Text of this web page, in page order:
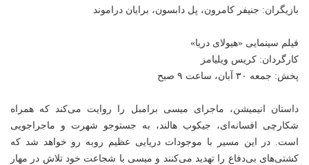
بازیگران: جنیفر کامرون، پل دابسون، برایان دراموند
فیلم سینمایی «هیولای دریا»
کارگردان: کریس ویلیامز
پخش: جمعه ۳۰ آبان، ساعت ۹ صبح
داستان انیمیشن، ماجرای میسی برامبل را روایت می‌کند که همراه
شکارچی افسانه‌ای، جیکوب هالند، به جستوجو شهرت و ماجراجویی
است. در این مسیر با موجودات دریایی عظیم روبه رو خواهد شد که
کشتی‌های بی‌دفاع را تهدید می‌کنند و میسی با شجاعت خود تلاش در مهار